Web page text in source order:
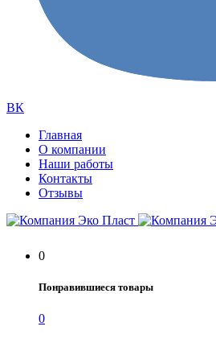
ВК
Главная
О компании
Наши работы
Контакты
Отзывы
0
Понравившиеся товары
0